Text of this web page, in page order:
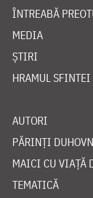
ÎNTREABĂ
MEDIA
ȘTIRI
HRAMUL SFINTEI
AUTORI
PĂRINȚI
MAICI CU VIAȚĂ
TEMATICĂ